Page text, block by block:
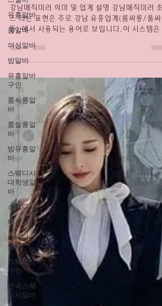
유흥알바
룸알바
여성알바
밤알바
유흥알바
구인
룸싸롱알
바
룸쌀롱알
바
밤유흥알
바
스웨디시
대학생알
바
스웨디시
마사지
스웨디시
알바
스웨디시
구인
전국스웨
디시알바
강남매직미러 의미 및 업계 설명 강남매직미러 초
스 라는 표현은 주로 강남 유흥업계(룸싸롱/풀싸
등) 에서 사용되는 용어로 보입니다.이 시스템은
여성을 보고, 그 중 원하는 사람을 선택(초이스) 하
는 방식입니다. 강남매직미러 구인구직 사이트 강남
매직미러 내부에서는 밖(고객)이 잘 보이지 않고 강
남매직미러 외부(고객)는 내부를 확인할 수 있는
조를 의미합니다. 업소 설명 글에서는 이러한 초이
스 방식 을 통해 고객이 부담 없이 선택할 수 있도
하는 서비스 경험 이라고 설명합니다. 💡 강남 관
엔터테인먼트 업소와 서비스 위에서 언급된 내용
관련해 강남의 일부 업소 스타일은 다음과 같습니
다: 🎤 가라오케 및 노래방 강남 가라오케 초이스
는 이름의 고급 노래방 공간이 있으며, 세련된 인
리어와 프라이빗한 분위기를 가진 곳으로 소개됩
다. 영업시간, 인원별 가격, 무료 픽업 등의 서